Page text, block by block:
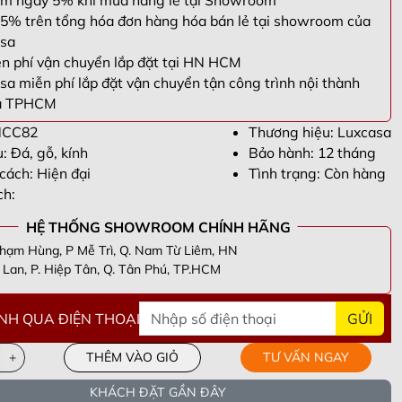
trên tổng hóa đơn hàng hóa bán lẻ tại showroom của
phí vận chuyển lắp đặt tại HN HCM
miễn phí lắp đặt vận chuyển tận công trình nội thành
TPHCM
Đá, gỗ, kính
Hiện đại
Thương hiệu: Luxcasa
Bảo hành: 12 tháng
Tình trạng: Còn hàng
HỆ THỐNG SHOWROOM CHÍNH HÃNG
Hùng, P Mễ Trì, Q. Nam Từ Liêm, HN
P. Hiệp Tân, Q. Tân Phú, TP.HCM
QUA ĐIỆN THOẠI GỬI
+ THÊM VÀO GIỎ TƯ VẤN NGAY
KHÁCH ĐẶT GẦN ĐÂY
Thắng -098305****- Tầng 40 Tòa HPC Lanmark Văn Khê, Hà
-090955****- Số 63 Lạc Long Quân, Hiệp Định, Hiệp Tân,
Ninh
-082693**** - Khu cc empire . Tháp linden .phường Thủ Thiêm .
Đức. Tp Hồ chí minh
-098339****- Cổng Chào Novaworld Hồ Tràm-The Tropicana,